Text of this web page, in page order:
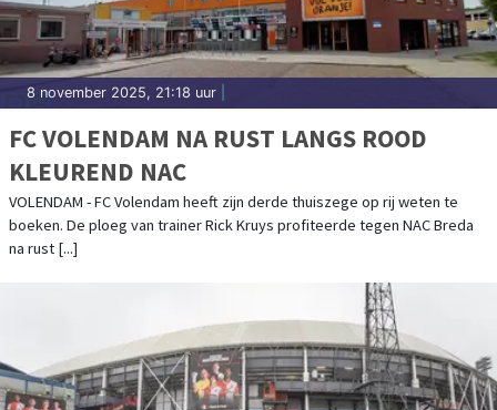
8 november 2025, 21:18 uur
FC VOLENDAM NA RUST LANGS ROOD
KLEUREND NAC
VOLENDAM - FC Volendam heeft zijn derde thuiszege op rij weten te
boeken. De ploeg van trainer Rick Kruys profiteerde tegen NAC Breda
na rust [...]